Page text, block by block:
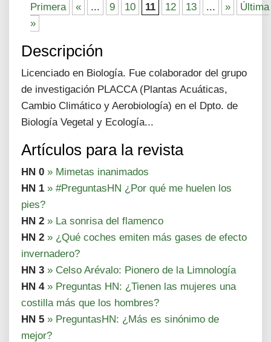
Primera
« ... 9 10 11 12 13 ... »
Última
»
Descripción
Licenciado en Biología. Fue colaborador del grupo
de investigación PLACCA (Plantas Acuáticas,
Cambio Climático y Aerobiología) en el Dpto. de
Biología Vegetal y Ecología...
Artículos para la revista
HN 0 » Mimetas inanimados
HN 1 » #PreguntasHN ¿Por qué me huelen los
pies?
HN 2 » La sonrisa del flamenco
HN 2 » ¿Qué coches emiten más gases de efecto
invernadero?
HN 3 » Celso Arévalo: Pionero de la Limnología
HN 4 » Preguntas HN: ¿Tienen las mujeres una
costilla más que los hombres?
HN 5 » PreguntasHN: ¿Más es sinónimo de
mejor?